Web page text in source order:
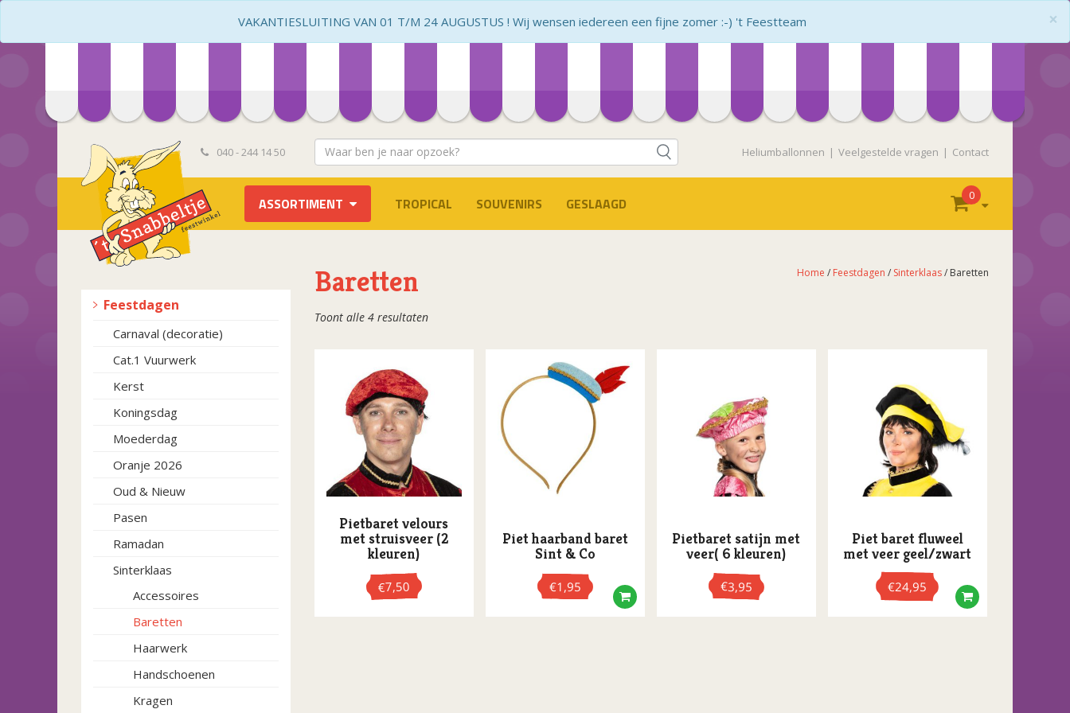
×
VAKANTIESLUITING VAN 01 T/M 24 AUGUSTUS ! Wij wensen iedereen een fijne zomer :-) 't Feestteam
040 - 244 14 50 Heliumballonnen Veelgestelde vragen Contact
ASSORTIMENT TROPICAL SOUVENIRS GESLAAGD 0
Feestdagen
Carnaval (decoratie)
Cat.1 Vuurwerk
Kerst
Koningsdag
Moederdag
Oranje 2026
Oud & Nieuw
Pasen
Ramadan
Sinterklaas
Accessoires
Baretten
Haarwerk
Handschoenen
Kragen
Home / Feestdagen / Sinterklaas/ Baretten
Baretten
Toont alle 4 resultatenGesorteerd
populariteit
Pietbaret velours
met struisveer (2
kleuren)
€7,50
Piet haarband baret
Sint & Co
€1,95
Pietbaret satijn met
veer( 6 kleuren)
€3,95
Piet baret fluweel
met veer geel/zwart
€24,95